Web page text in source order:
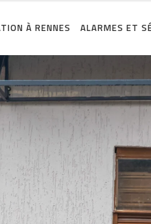
À RENNES ALARMES ET